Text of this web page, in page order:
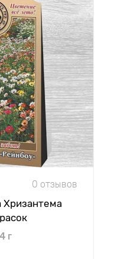
0 отзывов
Хризантема
4 г